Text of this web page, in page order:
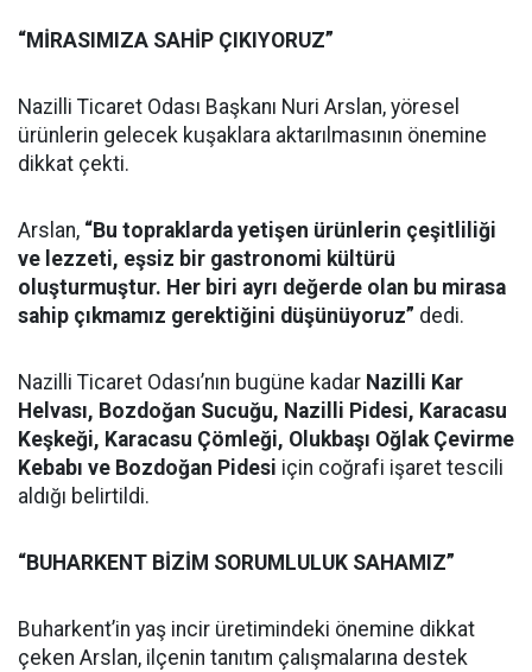
“MİRASIMIZA SAHİP ÇIKIYORUZ”
Nazilli Ticaret Odası Başkanı Nuri Arslan, yöresel
ürünlerin gelecek kuşaklara aktarılmasının önemine
dikkat çekti.
Arslan, “Bu topraklarda yetişen ürünlerin çeşitliliği
ve lezzeti, eşsiz bir gastronomi kültürü
oluşturmuştur. Her biri ayrı değerde olan bu mirasa
sahip çıkmamız gerektiğini düşünüyoruz” dedi.
Nazilli Ticaret Odası’nın bugüne kadar Nazilli Kar
Helvası, Bozdoğan Sucuğu, Nazilli Pidesi, Karacasu
Keşkeği, Karacasu Çömleği, Olukbaşı Oğlak Çevirme
Kebabı ve Bozdoğan Pidesi için coğrafi işaret tescili
aldığı belirtildi.
“BUHARKENT BİZİM SORUMLULUK SAHAMIZ”
Buharkent’in yaş incir üretimindeki önemine dikkat
çeken Arslan, ilçenin tanıtım çalışmalarına destek